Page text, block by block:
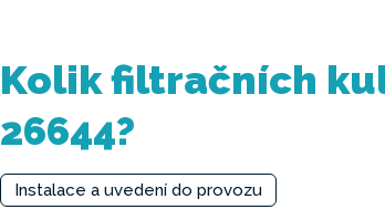
Kolik filtračních
26644?
Instalace a uvedení do provozu